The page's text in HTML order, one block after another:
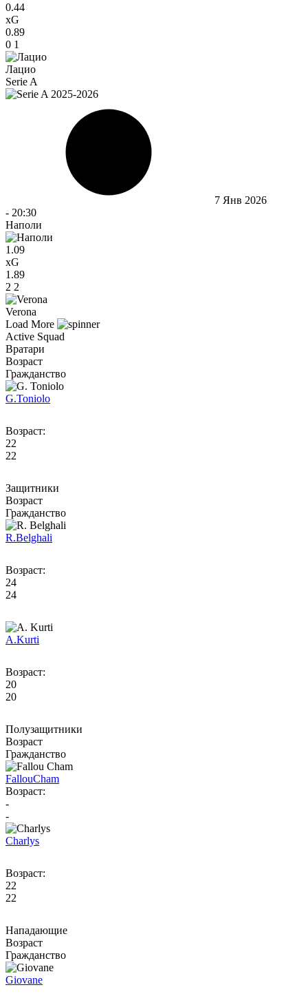
0.44
xG
0.89
0 1
Лацио
Serie A
7 Янв 2026
- 20:30
Наполи
1.09
xG
1.89
2 2
Verona
Load More
Active Squad
Вратари
Возраст
Гражданство
G.Toniolo
Возраст:
22
22
Защитники
Возраст
Гражданство
R.Belghali
Возраст:
24
24
A.Kurti
Возраст:
20
20
Полузащитники
Возраст
Гражданство
FallouCham
Возраст:
-
-
Charlys
Возраст:
22
22
Нападающие
Возраст
Гражданство
Giovane